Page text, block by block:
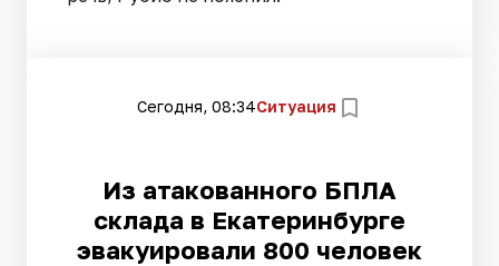
Сегодня, 08:34Ситуация
Из атакованного БПЛА
склада в Екатеринбурге
эвакуировали 800 человек